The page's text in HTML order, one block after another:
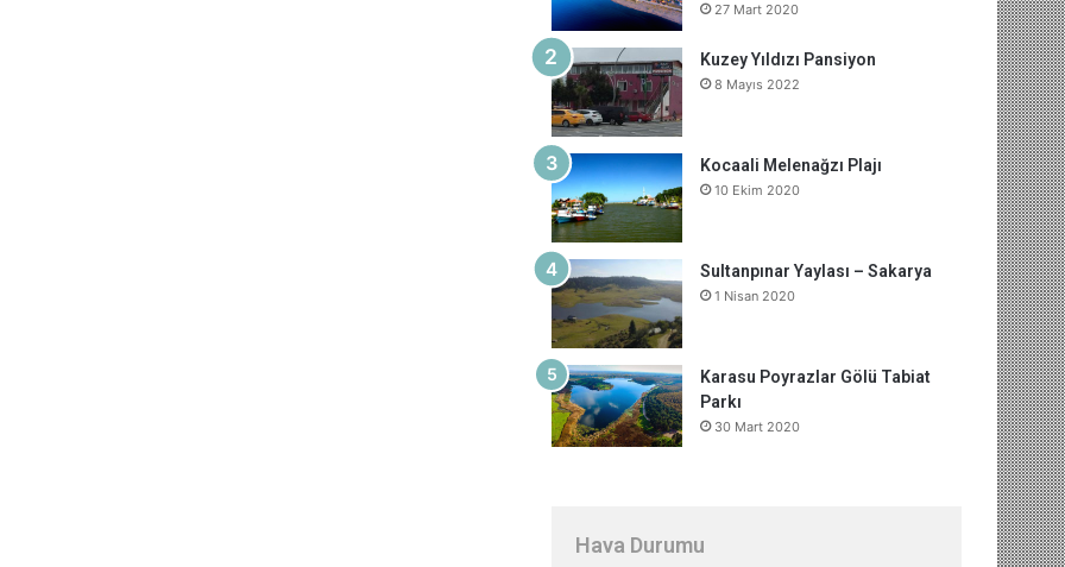
o
k
e
s
I
n
m
A
p
p
27 Mart 2020
Kuzey Yıldızı Pansiyon
8 Mayıs 2022
Kocaali Melenağzı Plajı
10 Ekim 2020
Sultanpınar Yaylası – Sakarya
1 Nisan 2020
Karasu Poyrazlar Gölü Tabiat
Parkı
30 Mart 2020
Hava Durumu